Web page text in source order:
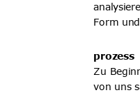
Form
prozess
Zu
von uns